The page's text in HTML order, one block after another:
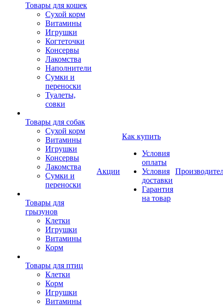
Товары для кошек
Cухой корм
Витамины
Игрушки
Когтеточки
Консервы
Лакомства
Наполнители
Сумки и
переноски
Туалеты,
совки
Товары для собак
Cухой корм
Витамины
Игрушки
Консервы
Лакомства
Сумки и
переноски
Товары для
грызунов
Клетки
Игрушки
Витамины
Корм
Товары для птиц
Клетки
Корм
Игрушки
Витамины
Акции
Как купить
Условия
оплаты
Условия
доставки
Гарантия
на товар